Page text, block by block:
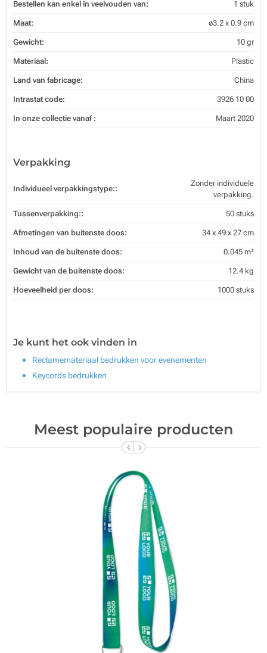
Bestellen kan enkel in veelvouden van: 1 stuk
Maat: ø3.2 x 0.9 cm
Gewicht: 10 gr
Materiaal: Plastic
Land van fabricage: China
Intrastat code: 3926 10 00
In onze collectie vanaf : Maart 2020
Verpakking
Individueel verpakkingstype::
Zonder individuele
verpakking.
Tussenverpakking:: 50 stuks
Afmetingen van buitenste doos: 34 x 49 x 27 cm
Inhoud van de buitenste doos: 0.045 m³
Gewicht van de buitenste doos: 12.4 kg
Hoeveelheid per doos: 1000 stuks
Je kunt het ook vinden in
Reclamemateriaal bedrukken voor evenementen
Keycords bedrukken
Meest populaire producten